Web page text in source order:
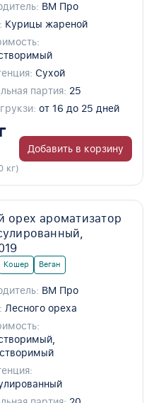
ВМ Про
Курицы жареной
Сухой
партия: 25
от 16 до 25 дней
кг)
Добавить в корзину
орех ароматизатор
Кошер Веган
ВМ Про
Лесного ореха